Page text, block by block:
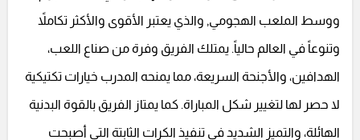
ووسط الملعب الهجومي, والذي يعتبر الأقوى والأكثر تكاملاً
وتنوعاً في العالم حالياً. يمتلك الفريق وفرة من صناع اللعب،
الهدافين، والأجنحة السريعة، مما يمنحه المدرب خيارات تكتيكية
لا حصر لها لتغيير شكل المباراة. كما يمتاز الفريق بالقوة البدنية
الهائلة، والتميز الشديد في تنفيذ الكرات الثابتة التي أصبحت